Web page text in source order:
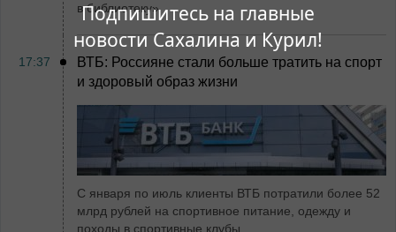
Подпишитесь на главные
новости Сахалина и Курил!
в библиотеку»
17:37
ВТБ: Россияне стали больше тратить на спорт
и здоровый образ жизни
С января по июль клиенты ВТБ потратили более 52
млрд рублей на спортивное питание, одежду и
походы в спортивные клубы